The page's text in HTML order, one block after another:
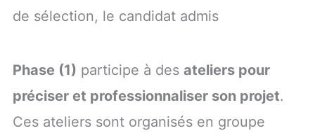
de sélection, le candidat admis
Phase (1) participe à des ateliers pour
préciser et professionnaliser son projet.
Ces ateliers sont organisés en groupe